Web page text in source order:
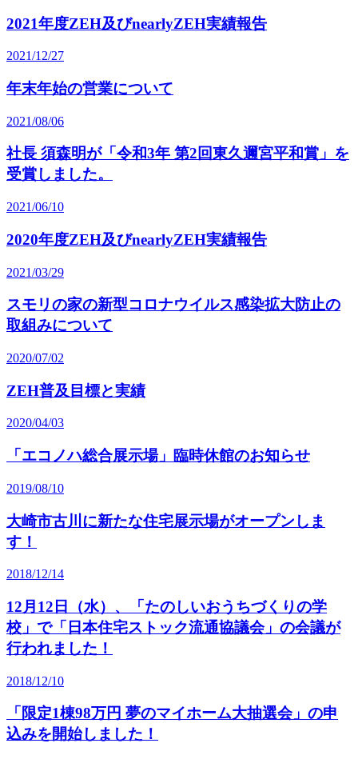
2021年度ZEH及びnearlyZEH実績報告
2021/12/27
年末年始の営業について
2021/08/06
社長 須森明が「令和3年 第2回東久邇宮平和賞」を
受賞しました。
2021/06/10
2020年度ZEH及びnearlyZEH実績報告
2021/03/29
スモリの家の新型コロナウイルス感染拡大防止の
取組みについて
2020/07/02
ZEH普及目標と実績
2020/04/03
「エコノハ総合展示場」臨時休館のお知らせ
2019/08/10
大崎市古川に新たな住宅展示場がオープンしま
す！
2018/12/14
12月12日（水）、「たのしいおうちづくりの学
校」で「日本住宅ストック流通協議会」の会議が
行われました！
2018/12/10
「限定1棟98万円 夢のマイホーム大抽選会」の申
込みを開始しました！